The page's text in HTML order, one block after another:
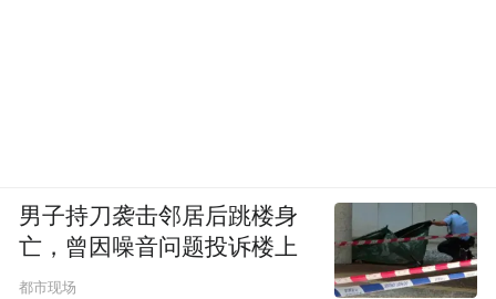
男子持刀袭击邻居后跳楼身
亡，曾因噪音问题投诉楼上
都市现场